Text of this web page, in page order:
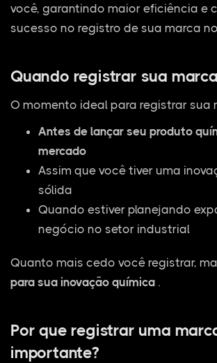
você, garantindo maior eficiência e
sucesso no registro de sua marca
Quando registrar sua
O momento ideal para registrar sua
Antes de lançar seu produto
mercado
Assim que você tiver uma
sólida
Quando estiver planejando
negócio no setor industrial
Quanto mais cedo você registrar,
para sua inovação química .
Por que registrar uma
importante?